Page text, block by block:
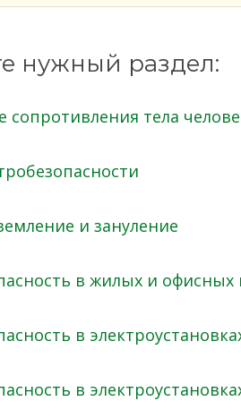
нужный раздел:
сопротивления тела
и зануление
в жилых и
в
в